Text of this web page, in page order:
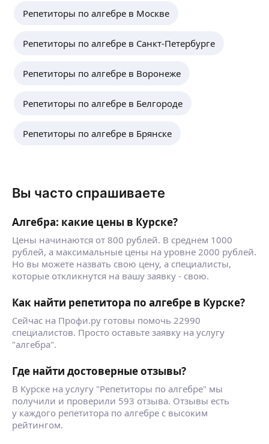
Репетиторы по алгебре в Москве
Репетиторы по алгебре в Санкт-Петербурге
Репетиторы по алгебре в Воронеже
Репетиторы по алгебре в Белгороде
Репетиторы по алгебре в Брянске
Вы часто спрашиваете
Алгебра: какие цены в Курске?
Цены начинаются от 800 рублей. В среднем 1000
рублей, а максимальные цены на уровне 2000 рублей.
Но вы можете назвать свою цену, а специалисты,
которые откликнутся на вашу заявку - свою.
Как найти репетитора по алгебре в Курске?
Сейчас на Профи.ру готовы помочь 22990
специалистов. Просто оставьте заявку на услугу
"алгебра".
Где найти достоверные отзывы?
В Курске на услугу "Репетиторы по алгебре" мы
получили и проверили 593 отзыва. Отзывы есть
у каждого репетитора по алгебре с высоким
рейтингом.